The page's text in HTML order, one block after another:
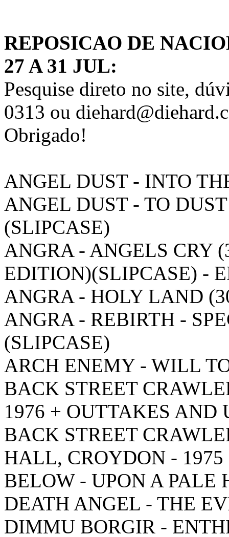
REPOSICAO DE
27 A 31 JUL:
Pesquise direto no site,
0313 ou
Obrigado!
ANGEL DUST - INTO
ANGEL DUST - TO
(SLIPCASE)
ANGRA - ANGELS CRY
EDITION)(SLIPCASE) -
ANGRA - HOLY LAND
ANGRA - REBIRTH -
(SLIPCASE)
ARCH ENEMY - WILL
BACK STREET
1976 + OUTTAKES AND
BACK STREET
HALL, CROYDON - 1975
BELOW - UPON A PALE
DEATH ANGEL - THE
DIMMU BORGIR -